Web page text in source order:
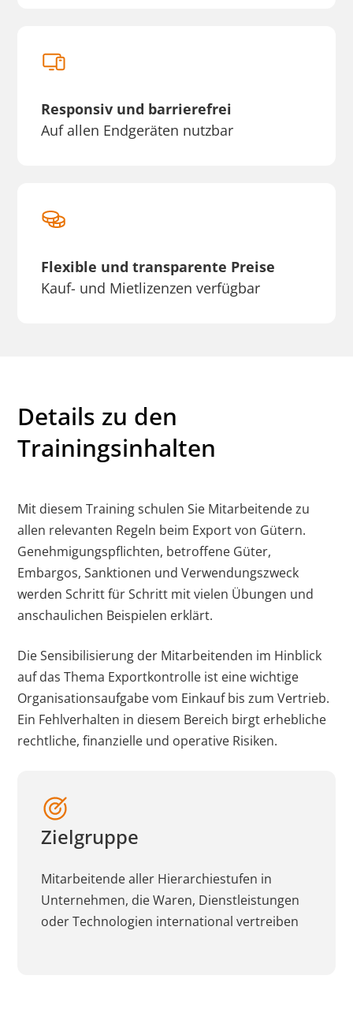
Responsiv und barrierefrei
Auf allen Endgeräten nutzbar
Flexible und transparente Preise
Kauf- und Mietlizenzen verfügbar
Details zu den
Trainingsinhalten
Mit diesem Training schulen Sie Mitarbeitende zu
allen relevanten Regeln beim Export von Gütern.
Genehmigungspflichten, betroffene Güter,
Embargos, Sanktionen und Verwendungszweck
werden Schritt für Schritt mit vielen Übungen und
anschaulichen Beispielen erklärt.
Die Sensibilisierung der Mitarbeitenden im Hinblick
auf das Thema Exportkontrolle ist eine wichtige
Organisationsaufgabe vom Einkauf bis zum Vertrieb.
Ein Fehlverhalten in diesem Bereich birgt erhebliche
rechtliche, finanzielle und operative Risiken.
Zielgruppe
Mitarbeitende aller Hierarchiestufen in
Unternehmen, die Waren, Dienstleistungen
oder Technologien international vertreiben